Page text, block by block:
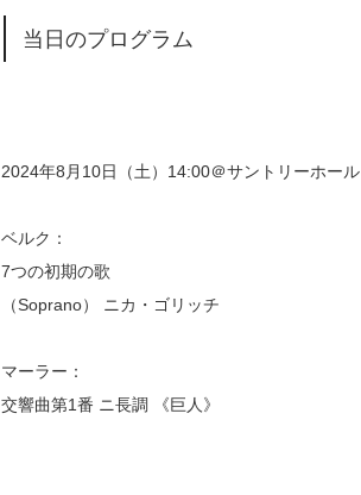
当日のプログラム
2024年8月10日（土）14:00＠サントリーホール
ベルク：
7つの初期の歌
（Soprano） ニカ・ゴリッチ
マーラー：
交響曲第1番 ニ長調 《巨人》